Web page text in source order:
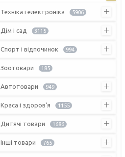
Техніка і електроніка 5906
Дім і сад 3115
Спорт і відпочинок 994
Зоотовари 185
Автотовари 949
Краса і здоров'я 1155
Дитячі товари 1686
Інші товари 765